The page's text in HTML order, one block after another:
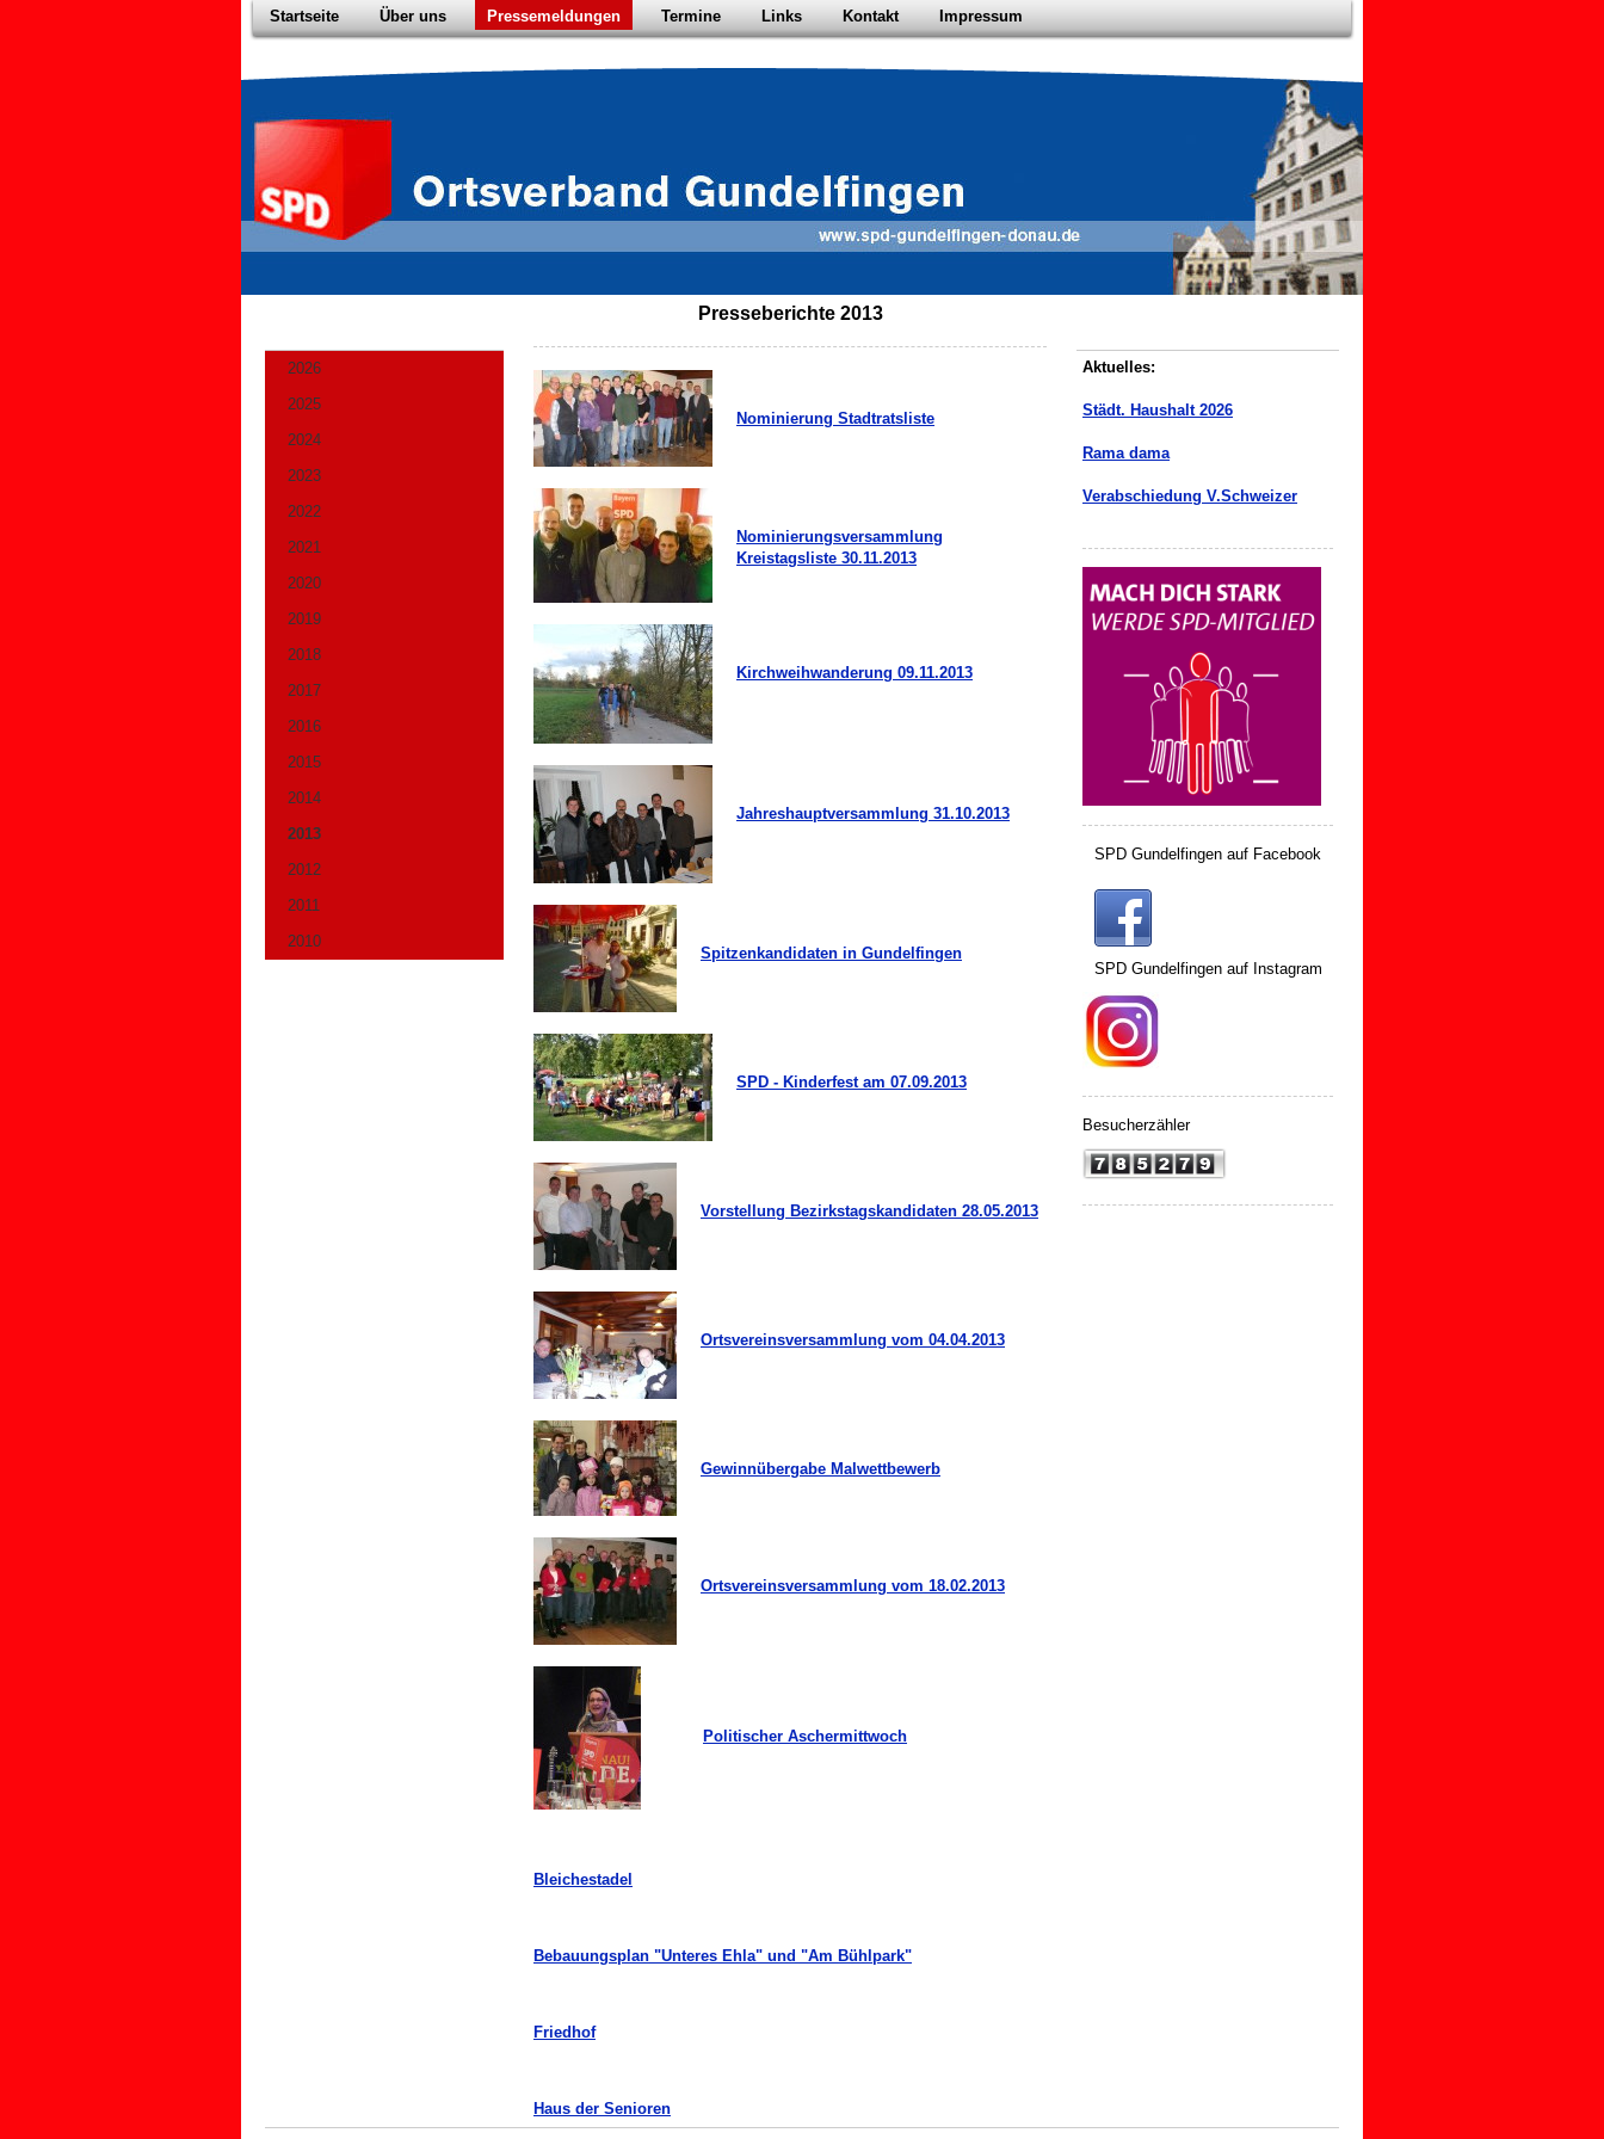
Startseite Über uns Pressemeldungen Termine Links Kontakt Impressum
2026
2025
2024
2023
2022
2021
2020
2019
2018
2017
2016
2015
2014
2013
2012
2011
2010
Presseberichte 2013
Nominierung Stadtratsliste
Nominierungsversammlung
Kreistagsliste 30.11.2013
Kirchweihwanderung 09.11.2013
Jahreshauptversammlung 31.10.2013
Spitzenkandidaten in Gundelfingen
SPD - Kinderfest am 07.09.2013
Vorstellung Bezirkstagskandidaten 28.05.2013
Ortsvereinsversammlung vom 04.04.2013
Gewinnübergabe Malwettbewerb
Ortsvereinsversammlung vom 18.02.2013
Politischer Aschermittwoch
Bleichestadel
Bebauungsplan "Unteres Ehla" und "Am Bühlpark"
Friedhof
Haus der Senioren
Aktuelles:
Städt. Haushalt 2026
Rama dama
Verabschiedung V.Schweizer
SPD Gundelfingen auf Facebook
SPD Gundelfingen auf Instagram
Besucherzähler